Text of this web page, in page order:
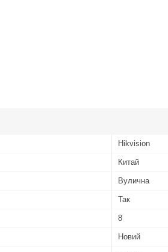
Hikvision
Китай
Вулична
Так
8
Новий